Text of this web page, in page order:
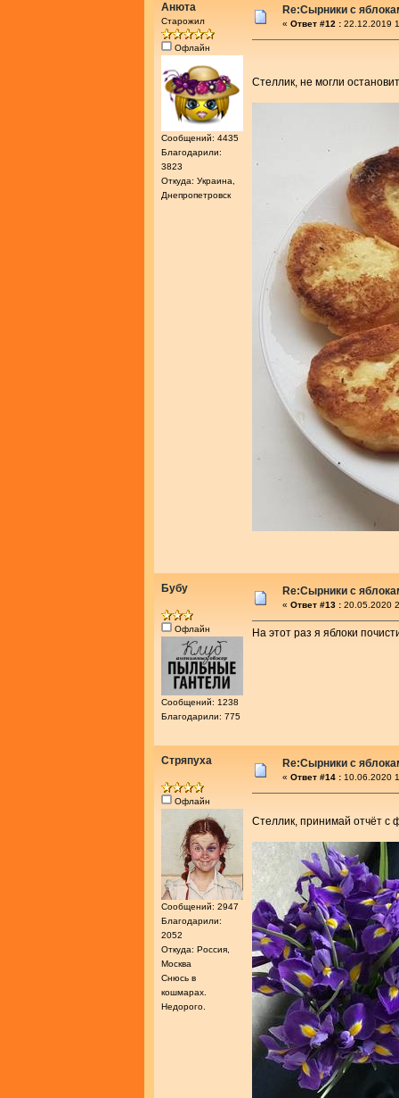
Анюта
Старожил
Офлайн
Сообщений: 4435
Благодарили:
3823
Откуда: Украина,
Днепропетровск
Re:Сырники с
« Ответ #12 : 22.12.2019
Стеллик, не могли
Бубу
Офлайн
Сообщений: 1238
Благодарили: 775
Re:Сырники с
« Ответ #13 : 20.05.2020
На этот раз я яблоки
Стряпуха
Офлайн
Сообщений: 2947
Благодарили:
2052
Откуда: Россия,
Москва
Снюсь в
кошмарах.
Недорого.
Re:Сырники с
« Ответ #14 : 10.06.2020
Стеллик, принимай отчёт с